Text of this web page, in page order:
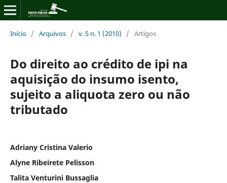
Início / Arquivos / v. 5 n. 1 (2010) / Artigos
Do direito ao crédito de ipi na
aquisição do insumo isento,
sujeito a aliquota zero ou não
tributado
Adriany Cristina Valerio
Alyne Ribeirete Pelisson
Talita Venturini Bussaglia